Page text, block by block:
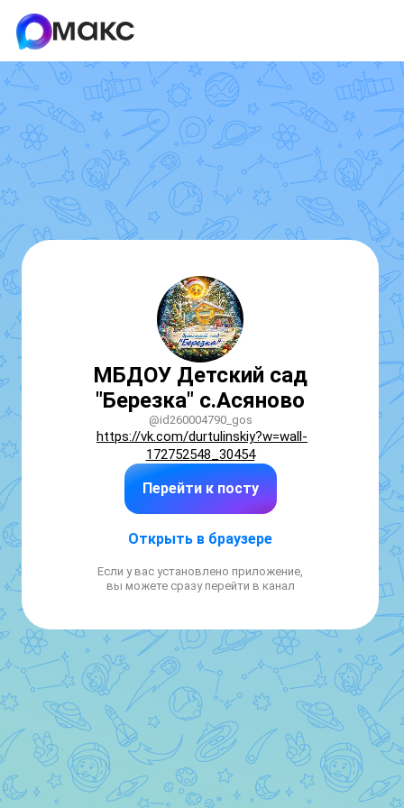
МБДОУ Детский сад
"Березка" с.Асяново
@id260004790_gos
https://vk.com/durtulinskiy?w=wall-
172752548_30454
Перейти к посту
Открыть в браузере
Если у вас установлено приложение,
вы можете сразу перейти в канал